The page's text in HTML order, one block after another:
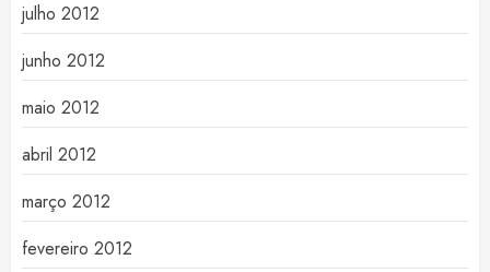
julho 2012
junho 2012
maio 2012
abril 2012
março 2012
fevereiro 2012